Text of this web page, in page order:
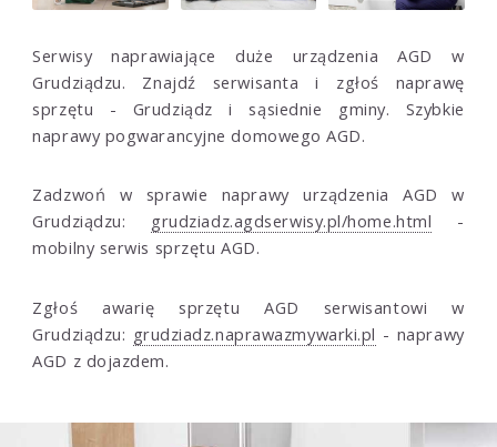
Serwisy naprawiające duże urządzenia AGD w
Grudziądzu. Znajdź serwisanta i zgłoś naprawę
sprzętu - Grudziądz i sąsiednie gminy. Szybkie
naprawy pogwarancyjne domowego AGD.
Zadzwoń w sprawie naprawy urządzenia AGD w
Grudziądzu: grudziadz.agdserwisy.pl/home.html -
mobilny serwis sprzętu AGD.
Zgłoś awarię sprzętu AGD serwisantowi w
Grudziądzu: grudziadz.naprawazmywarki.pl - naprawy
AGD z dojazdem.